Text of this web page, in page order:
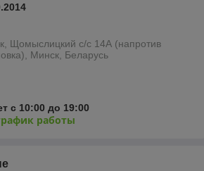
Щомыслицкий с/с 14А (напротив
Минск, Беларусь
с 10:00 до 19:00
работы